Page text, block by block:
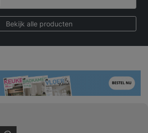
Bekijk alle producten